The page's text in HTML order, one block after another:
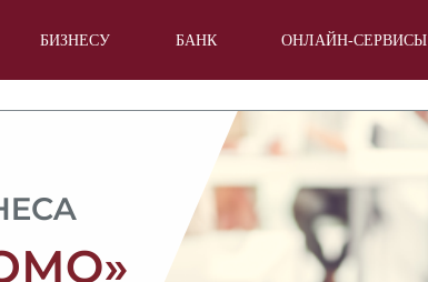
БИЗНЕСУ БАНК ОНЛАЙН-СЕРВИСЫ